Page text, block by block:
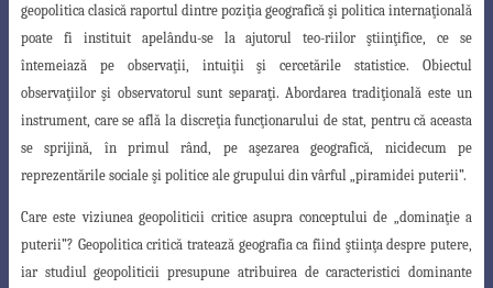
geopolitica clasică raportul dintre poziţia geografică şi politica internaţională
poate fi instituit apelându-se la ajutorul teo-riilor ştiinţifice, ce se
întemeiază pe observaţii, intuiţii şi cercetările statistice. Obiectul
observaţiilor şi observatorul sunt separaţi. Abordarea tradiţională este un
instrument, care se află la discreţia funcţionarului de stat, pentru că aceasta
se sprijină, în primul rând, pe aşezarea geografică, nicidecum pe
reprezentările sociale şi politice ale grupului din vârful „piramidei puterii”.
Care este viziunea geopoliticii critice asupra conceptului de „dominaţie a
puterii”? Geopolitica critică tratează geografia ca fiind ştiinţa despre putere,
iar studiul geopoliticii presupune atribuirea de caracteristici dominante